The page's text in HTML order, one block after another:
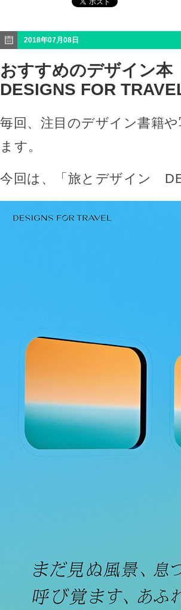
2018年07月08日
おすすめのデザイン
DESIGNS FOR
毎回、注目のデザイン書籍
ます。
今回は、「旅とデザイン